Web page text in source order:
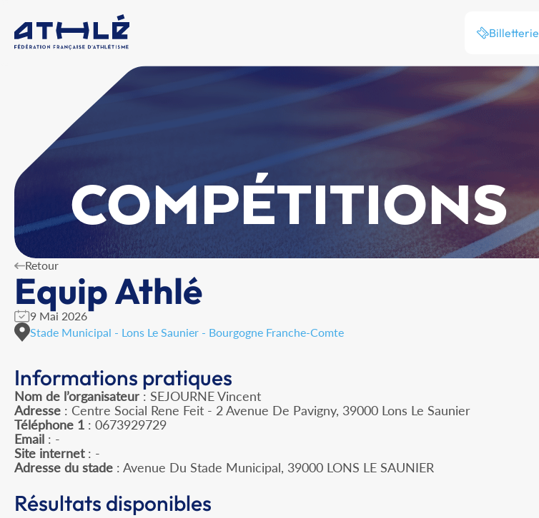
Billetterie
COMPÉTITIONS
Retour
Equip Athlé
9 Mai 2026
Stade Municipal - Lons Le Saunier - Bourgogne Franche-Comte
Informations pratiques
Nom de l’organisateur : SEJOURNE Vincent
Adresse : Centre Social Rene Feit - 2 Avenue De Pavigny, 39000 Lons Le Saunier
Téléphone 1 : 0673929729
Email : -
Site internet: -
Adresse du stade : Avenue Du Stade Municipal, 39000 LONS LE SAUNIER
Résultats disponibles